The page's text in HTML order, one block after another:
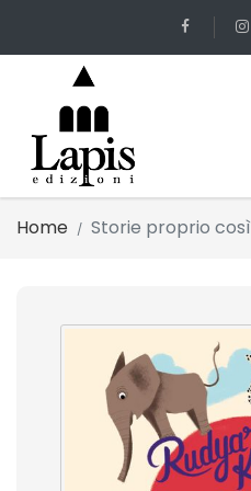
Home Storie proprio così